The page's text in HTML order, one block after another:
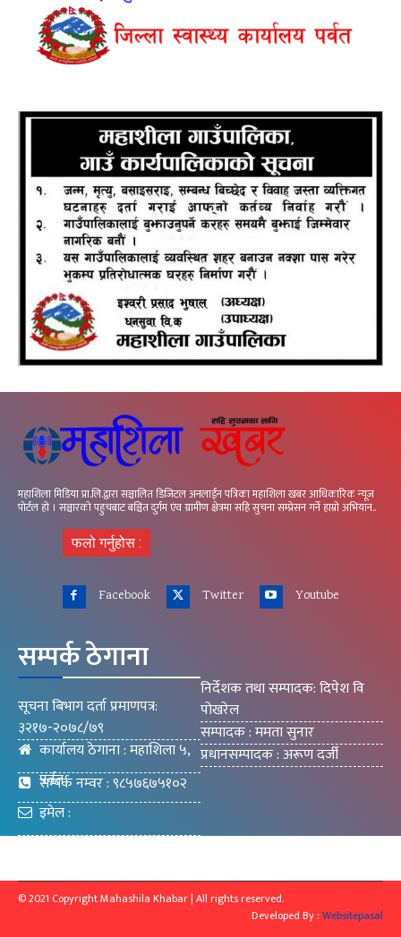
महाशिला मिडिया प्रा.लि.द्वारा सञ्चालित डिजिटल अनलाईन पत्रिका महाशिला खबर आधिकारिक न्यूज
पोर्टल हो । सञ्चारको पहुचबाट बञ्चित दुर्गम एंव ग्रामीण क्षेत्रमा सहि सुचना सम्प्रेसन गर्ने हाम्रो अभियान..
फलो गर्नुहोस :
Facebook Twitter Youtube
सम्पर्क ठेगाना
सूचना बिभाग दर्ता प्रमाणपत्र:
३२१७-२०७८/७९
कार्यालय ठेगाना : महाशिला ५,
पर्वत
सम्पर्क नम्वर : ९८५७६७५१०२
इमेल :
mahashilakhabar9@gmail.com
निर्देशक तथा सम्पादक: दिपेश वि
पोखरेल
सम्पादक : ममता सुनार
प्रधानसम्पादक : अरूण दर्जी
© 2021 Copyright Mahashila Khabar | All rights reserved.
Developed By : Websitepasal